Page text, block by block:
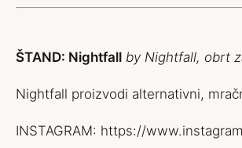
ŠTAND: Nightfall by Nightfall, obrt
Nightfall proizvodi alternativni,
INSTAGRAM: https://